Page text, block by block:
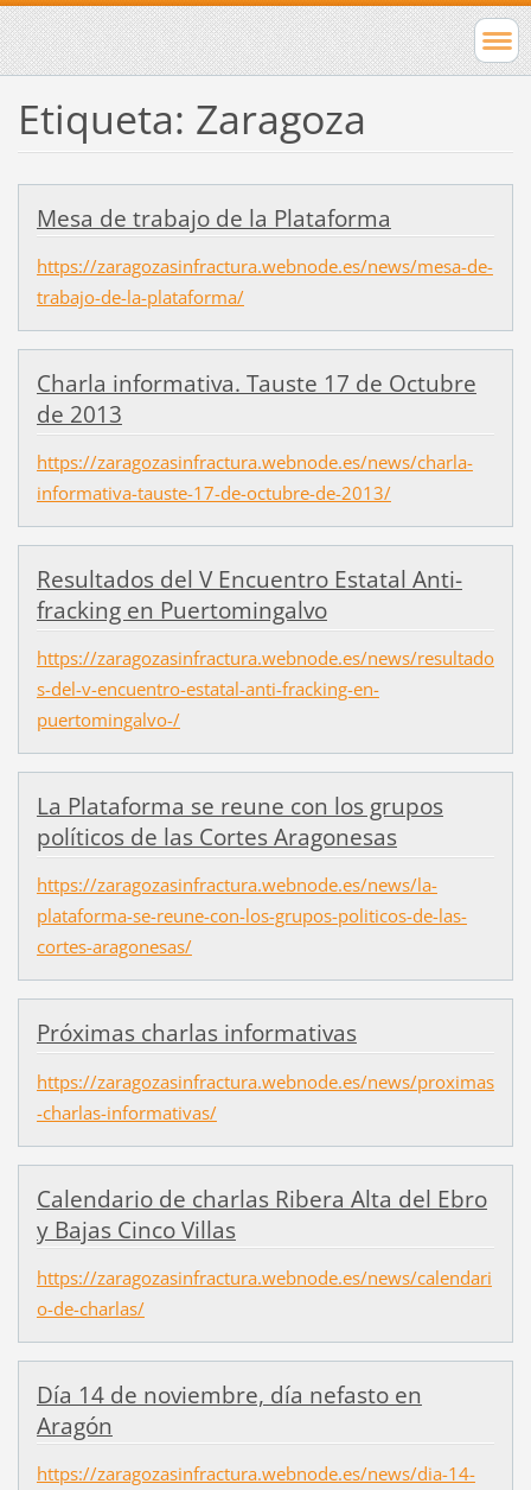
Etiqueta: Zaragoza
Mesa de trabajo de la Plataforma
https://zaragozasinfractura.webnode.es/news/mesa-de-
trabajo-de-la-plataforma/
Charla informativa. Tauste 17 de Octubre
de 2013
https://zaragozasinfractura.webnode.es/news/charla-
informativa-tauste-17-de-octubre-de-2013/
Resultados del V Encuentro Estatal Anti-
fracking en Puertomingalvo
https://zaragozasinfractura.webnode.es/news/resultado
s-del-v-encuentro-estatal-anti-fracking-en-
puertomingalvo-/
La Plataforma se reune con los grupos
políticos de las Cortes Aragonesas
https://zaragozasinfractura.webnode.es/news/la-
plataforma-se-reune-con-los-grupos-politicos-de-las-
cortes-aragonesas/
Próximas charlas informativas
https://zaragozasinfractura.webnode.es/news/proximas
-charlas-informativas/
Calendario de charlas Ribera Alta del Ebro
y Bajas Cinco Villas
https://zaragozasinfractura.webnode.es/news/calendari
o-de-charlas/
Día 14 de noviembre, día nefasto en
Aragón
https://zaragozasinfractura.webnode.es/news/dia-14-